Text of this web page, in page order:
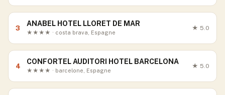
3
ANABEL HOTEL LLORET DE MAR
★★★★ · costa brava, Espagne
★ 5.0
4
CONFORTEL AUDITORI HOTEL BARCELONA
★★★★ · barcelone, Espagne
★ 5.0